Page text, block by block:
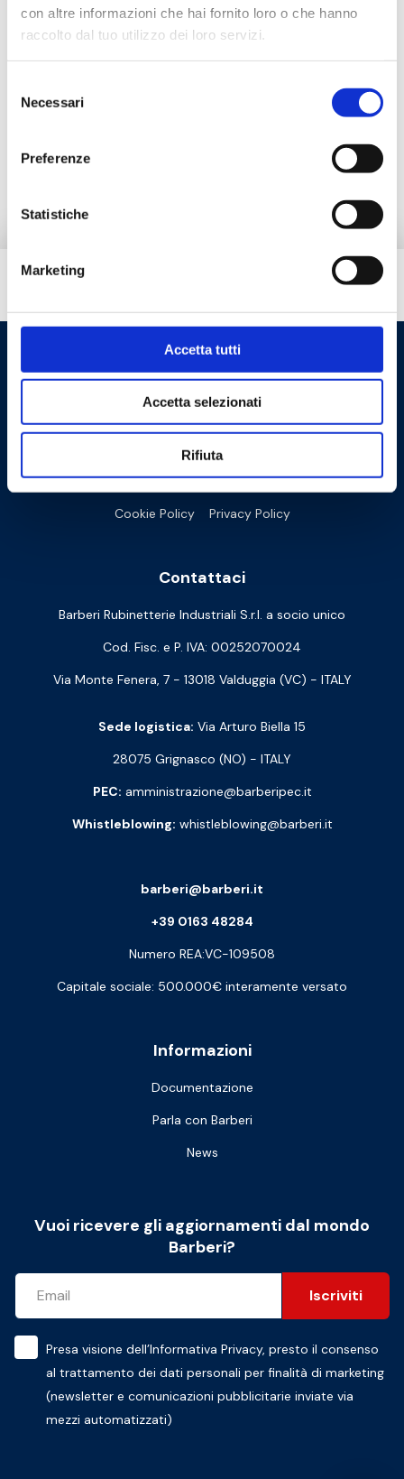
con altre informazioni che hai fornito loro o che hanno
raccolto dal tuo utilizzo dei loro servizi.
delNecessari
Preferenze
Statistiche
Marketing
Accetta tutti
Accetta selezionati
Rifiuta
Documentazione
Accessori
Ricambi
Cookie Policy Privacy Policy
Contattaci
Barberi Rubinetterie Industriali S.r.l. a socio unico
Cod. Fisc. e P. IVA: 00252070024
Via Monte Fenera, 7 - 13018 Valduggia (VC) - ITALY
Sede logistica: Via Arturo Biella 15
28075 Grignasco (NO) - ITALY
PEC: amministrazione@barberipec.it
Whistleblowing: whistleblowing@barberi.it
Informazioni
Documentazione
Parla con Barberi
News
barberi@barberi.it
+39 0163 48284
Numero REA:VC-109508
Capitale sociale: 500.000€ interamente versato
Vuoi ricevere gli aggiornamenti dal mondo
Barberi?
Iscriviti
Presa visione dell’Informativa Privacy, presto il consenso
al trattamento dei dati personali per finalità di marketing
(newsletter e comunicazioni pubblicitarie inviate via
mezzi automatizzati)